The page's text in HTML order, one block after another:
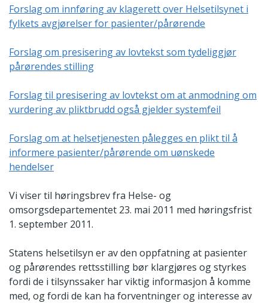
Forslag om innføring av klagerett over Helsetilsynet i
fylkets avgjørelser for pasienter/pårørende
Forslag om presisering av lovtekst som tydeliggjør
pårørendes stilling
Forslag til presisering av lovtekst om at anmodning om
vurdering av pliktbrudd også gjelder systemfeil
Forslag om at helsetjenesten pålegges en plikt til å
informere pasienter/pårørende om uønskede
hendelser
Vi viser til høringsbrev fra Helse- og
omsorgsdepartementet 23. mai 2011 med høringsfrist
1. september 2011.
Statens helsetilsyn er av den oppfatning at pasienter
og pårørendes rettsstilling bør klargjøres og styrkes
fordi de i tilsynssaker har viktig informasjon å komme
med, og fordi de kan ha forventninger og interesse av